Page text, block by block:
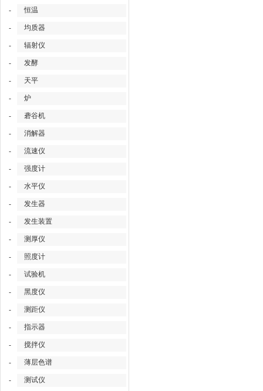
- 恒温
- 均质器
- 辐射仪
- 发酵
- 天平
- 炉
- 砻谷机
- 消解器
- 流速仪
- 强度计
- 水平仪
- 发生器
- 发生装置
- 测厚仪
- 照度计
- 试验机
- 黑度仪
- 测距仪
- 指示器
- 搅拌仪
- 薄层色谱
- 测试仪